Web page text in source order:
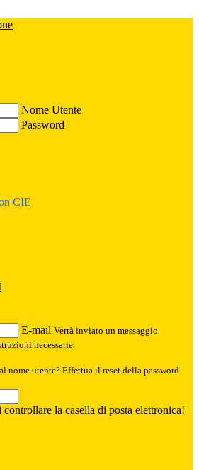
Nome Utente
Password
CIE
E-mail Verrà inviato un messaggio
necessarie.
nome utente? Effettua il reset della password
la casella di posta elettronica!